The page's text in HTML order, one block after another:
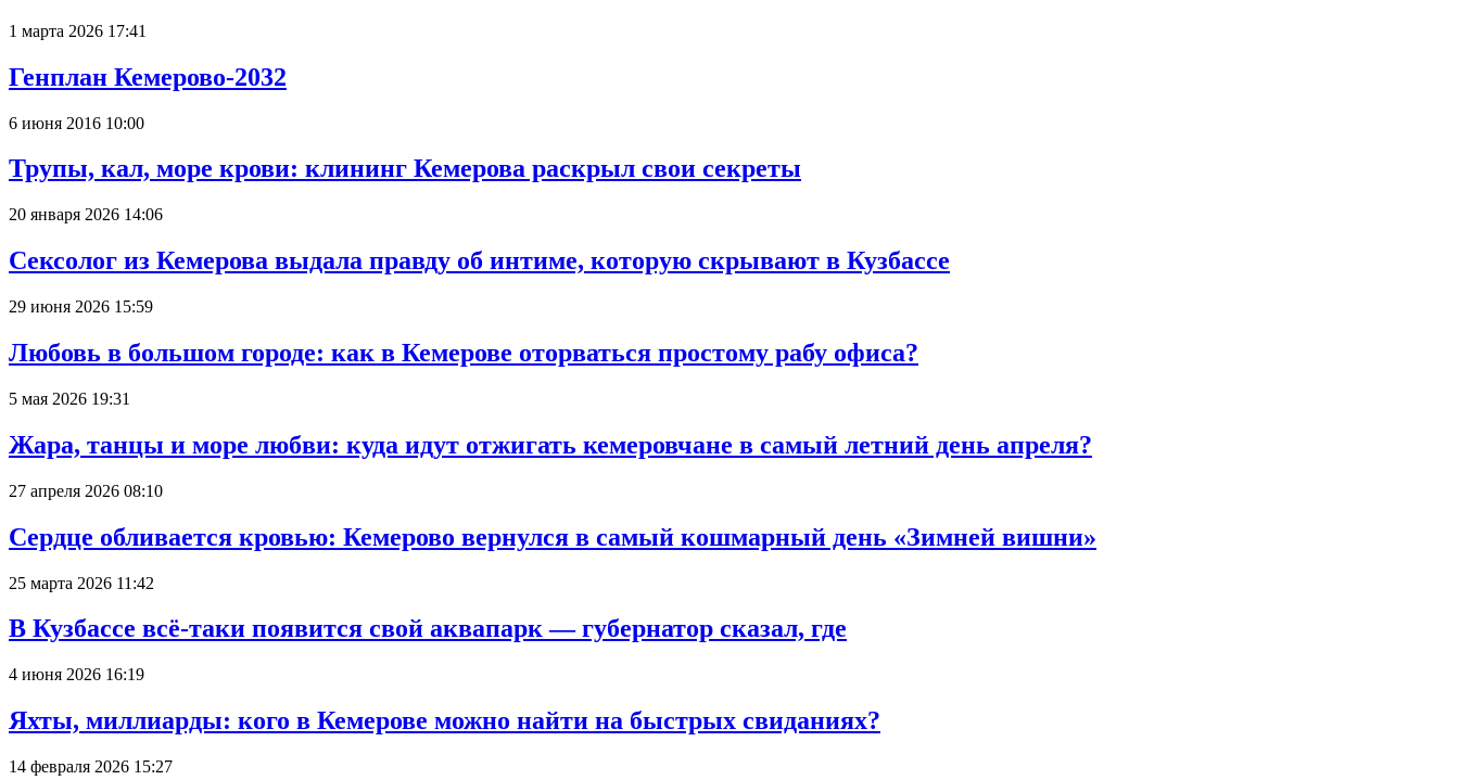
1 марта 2026 17:41
Генплан Кемерово-2032
6 июня 2016 10:00
Трупы, кал, море крови: клининг Кемерова раскрыл свои секреты
20 января 2026 14:06
Сексолог из Кемерова выдала правду об интиме, которую скрывают в Кузбассе
29 июня 2026 15:59
Любовь в большом городе: как в Кемерове оторваться простому рабу офиса?
5 мая 2026 19:31
Жара, танцы и море любви: куда идут отжигать кемеровчане в самый летний день апреля?
27 апреля 2026 08:10
Сердце обливается кровью: Кемерово вернулся в самый кошмарный день «Зимней вишни»
25 марта 2026 11:42
В Кузбассе всё-таки появится свой аквапарк — губернатор сказал, где
4 июня 2026 16:19
Яхты, миллиарды: кого в Кемерове можно найти на быстрых свиданиях?
14 февраля 2026 15:27